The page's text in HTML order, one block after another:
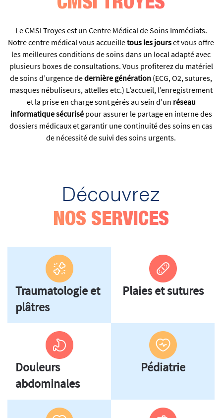
Le CMSI Troyes est un Centre Médical de Soins Immédiats.
Notre centre médical vous accueilletous les jourset vous offre
les meilleures conditions de soins dans un local adapté avec
plusieurs boxes de consultations. Vous profiterez du matériel
de soins d’urgence dedernière génération (ECG, O2, sutures,
masques nébuliseurs, attelles etc.) L’accueil, l’enregistrement
et la prise en charge sont gérés au sein d’un réseau
informatique sécurisépour assurer le partage en interne des
dossiers médicaux et garantir une continuité des soins en cas
de nécessité de suivi des soins urgents.
Découvrez
NOS SERVICES
Traumatologie et
plâtres
Plaies et sutures
Douleurs
abdominales
Pédiatrie